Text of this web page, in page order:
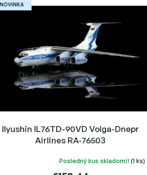
NOVINKA
Ilyushin IL76TD-90VD Volga-Dnepr
Airlines RA-76503
Posledný kus skladom!! (1 ks)